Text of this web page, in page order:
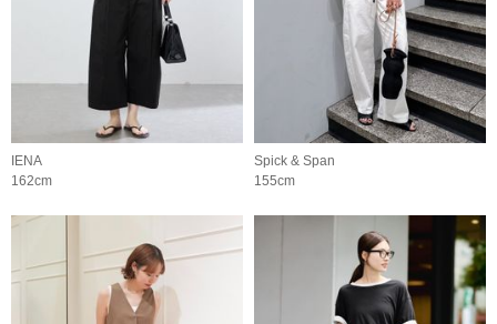
IENA
162cm
Spick & Span
155cm